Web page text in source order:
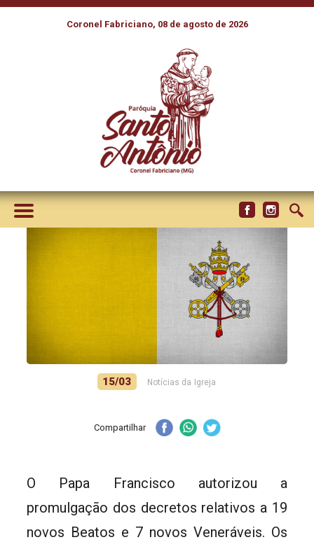
Coronel Fabriciano, 08 de agosto de 2026
NOVOS DECRETOS: 19
BEATOS E 7 VENERÁVEIS,
DENTRE OS QUAIS UM
BRASILEIRO
15/03 Notícias da Igreja
Compartilhar
O Papa Francisco autorizou a
promulgação dos decretos relativos a 19
novos Beatos e 7 novos Veneráveis. Os